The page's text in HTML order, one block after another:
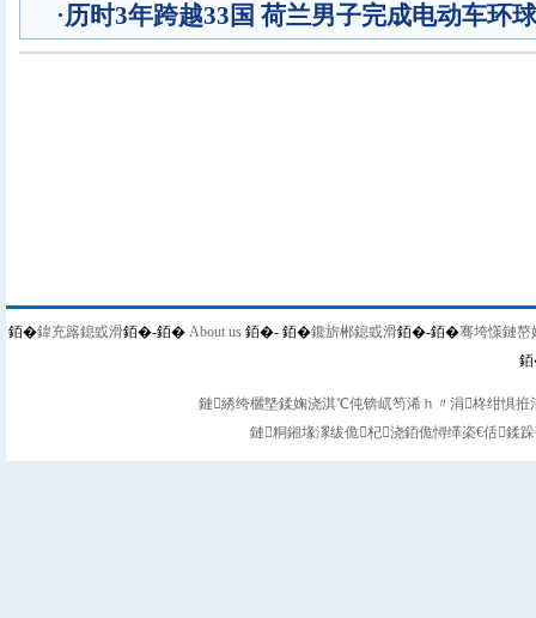
·历时3年跨越33国 荷兰男子完成电动车环
銆�鍏充簬鎴戜滑銆�-銆� About us 銆�- 銆�鑱旂郴鎴戜滑銆�-銆�骞垮憡鏈嶅
鏈綉绔欐墍鍒婅浇淇℃伅锛屼笉浠ｈ〃涓柊绀惧
鏈粡鎺堟潈绂佹杞浇銆佹憳缂栥€佸鍒